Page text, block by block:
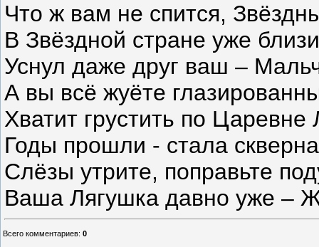
Что ж вам не спится,
В Звёздной стране уже
Уснул даже друг ваш –
А вы всё жуёте
Хватит грустить по Царевне
Годы прошли - стала
Слёзы утрите, поправьте
Ваша Лягушка давно уже –
Всего комментариев: 0